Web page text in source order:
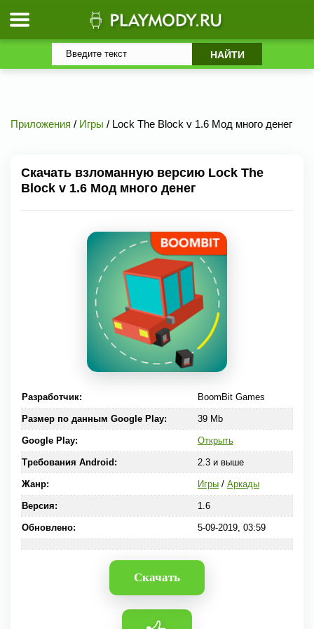
Приложения / Игры / Lock The Block v 1.6 Мод много денег
Скачать взломанную версию Lock The
Block v 1.6 Мод много денег
Разработчик: BoomBit Games
Размер по данным Google Play: 39 Mb
Google Play: Открыть
Требования Android: 2.3 и выше
Жанр: Игры/ Аркады
Версия: 1.6
Обновлено: 5-09-2019, 03:59
Скачать